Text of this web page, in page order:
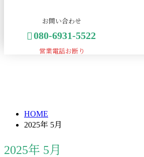
お問い合わせ
080-6931-5522
営業電話お断り
HOME
2025年 5月
2025年 5月